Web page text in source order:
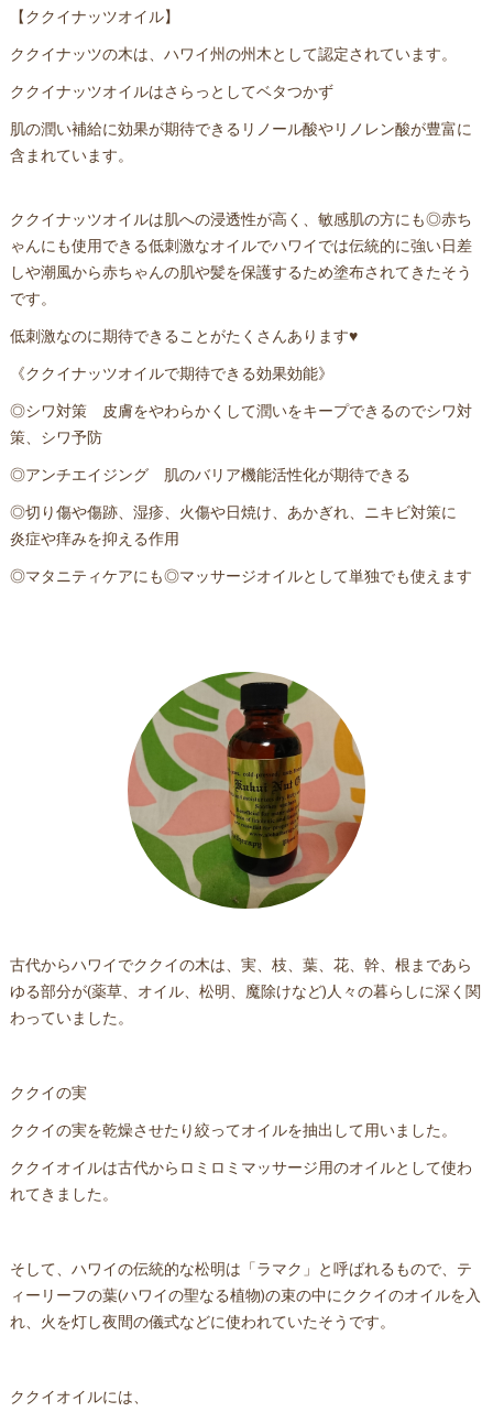
【ククイナッツオイル】
ククイナッツの木は、ハワイ州の州木として認定されています。
ククイナッツオイルはさらっとしてベタつかず
肌の潤い補給に効果が期待できるリノール酸やリノレン酸が豊富に
含まれています。
ククイナッツオイルは肌への浸透性が高く、敏感肌の方にも◎赤ち
ゃんにも使用できる低刺激なオイルでハワイでは伝統的に強い日差
しや潮風から赤ちゃんの肌や髪を保護するため塗布されてきたそう
です。
低刺激なのに期待できることがたくさんあります♥️
《ククイナッツオイルで期待できる効果効能》
◎シワ対策 皮膚をやわらかくして潤いをキープできるのでシワ対
策、シワ予防
◎アンチエイジング 肌のバリア機能活性化が期待できる
◎切り傷や傷跡、湿疹、火傷や日焼け、あかぎれ、ニキビ対策に
炎症や痒みを抑える作用
◎マタニティケアにも◎マッサージオイルとして単独でも使えます
古代からハワイでククイの木は、実、枝、葉、花、幹、根まであら
ゆる部分が(薬草、オイル、松明、魔除けなど)人々の暮らしに深く関
わっていました。
ククイの実
ククイの実を乾燥させたり絞ってオイルを抽出して用いました。
ククイオイルは古代からロミロミマッサージ用のオイルとして使わ
れてきました。
そして、ハワイの伝統的な松明は「ラマク」と呼ばれるもので、テ
ィーリーフの葉(ハワイの聖なる植物)の束の中にククイのオイルを入
れ、火を灯し夜間の儀式などに使われていたそうです。
ククイオイルには、